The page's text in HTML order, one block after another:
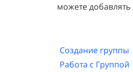
можете
Создание группы
Работа с Группой